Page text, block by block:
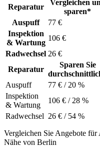
Reparatur
Vergleichen
sparen*
Auspuff
77 €
Inspektion
& Wartung
106 €
Radwechsel 26 €
Reparatur
Sparen Sie
Auspuff
77 € / 20 %
Inspektion
& Wartung
106 € / 28 %
Radwechsel 26 € / 54 %
Vergleichen Sie Angebote
Nähe von Berlin